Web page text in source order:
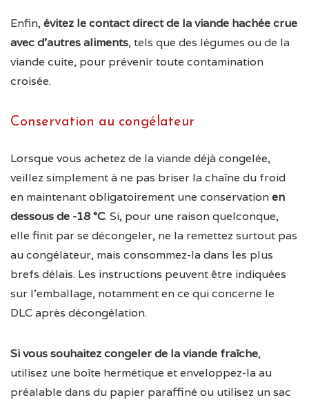
Enfin,évitez le contact direct de la viande hachée crue
avec d’autres aliments, tels que des légumes ou de la
viande cuite, pour prévenir toute contamination
croisée.
Conservation au congélateur
Lorsque vous achetez de la viande déjà congelée,
veillez simplement à ne pas briser la chaîne du froid
en maintenant obligatoirement une conservationen
dessous de -18 °C. Si, pour une raison quelconque,
elle finit par se décongeler, ne la remettez surtout pas
au congélateur, mais consommez-la dans les plus
brefs délais. Les instructions peuvent être indiquées
sur l’emballage, notamment en ce qui concerne le
DLC après décongélation.
Si vous souhaitez congeler de la viande fraîche,
utilisez une boîte hermétique et enveloppez-la au
préalable dans du papier paraffiné ou utilisez un sac